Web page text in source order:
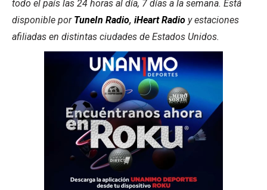
todo el país las 24 horas al día, 7 días a la semana. Está
disponible por TuneIn Radio, iHeart Radio y estaciones
afiliadas en distintas ciudades de Estados Unidos.